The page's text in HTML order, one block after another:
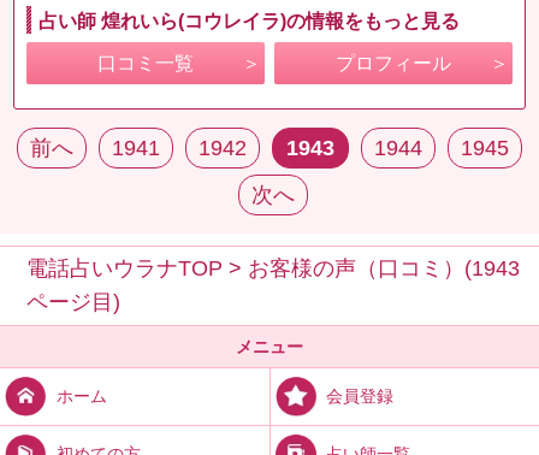
占い師 煌れいら(コウレイラ)の情報をもっと見る
口コミ一覧 プロフィール
前へ 1941 1942 1943 1944
1945
次へ
電話占いウラナTOP > お客様の声（口コミ）(1943
ページ目)
メニュー
ホーム 会員登録